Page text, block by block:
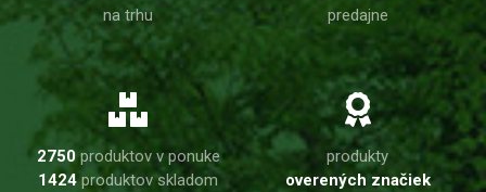
na trhu
predajne
2750produktov v ponuke
1424produktov skladom
produkty
overených značiek